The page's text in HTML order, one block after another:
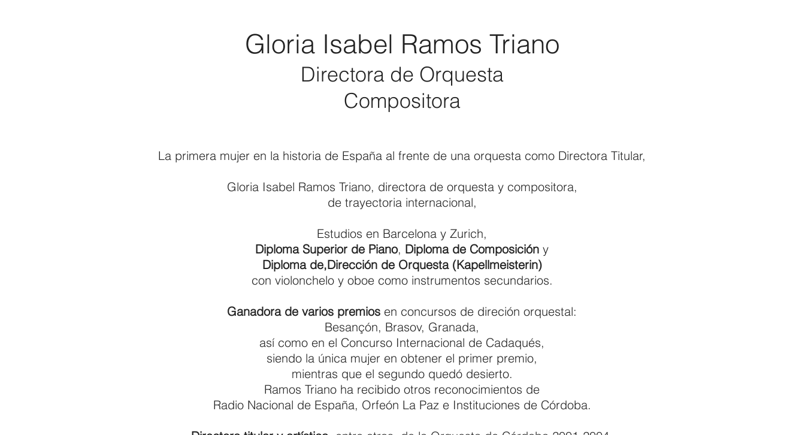
Gloria Isabel Ramos Triano
Directora de Orquesta
Compositora
La primera mujer en la historia de España al frente de una orquesta como Directora Titular,
Gloria Isabel Ramos Triano, directora de orquesta y compositora,
de trayectoria internacional,
Estudios en Barcelona y Zurich,
Diploma Superior de Piano, Diploma de Composición y
Diploma de,Dirección de Orquesta (Kapellmeisterin)
con violonchelo y oboe como instrumentos secundarios.
Ganadora de varios premios en concursos de direción orquestal:
Besançón, Brasov, Granada,
así como en el Concurso Internacional de Cadaqués,
siendo la única mujer en obtener el primer premio,
mientras que el segundo quedó desierto.
Ramos Triano ha recibido otros reconocimientos de
Radio Nacional de España, Orfeón La Paz e Instituciones de Córdoba.